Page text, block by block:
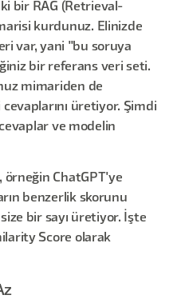
bir RAG (Retrieval-
kurdunuz. Elinizde
var, yani "bu soruya
bir referans veri seti.
mimariden de
üretiyor. Şimdi
ve modelin
örneğin ChatGPT'ye
benzerlik skorunu
bir sayı üretiyor. İşte
Score olarak